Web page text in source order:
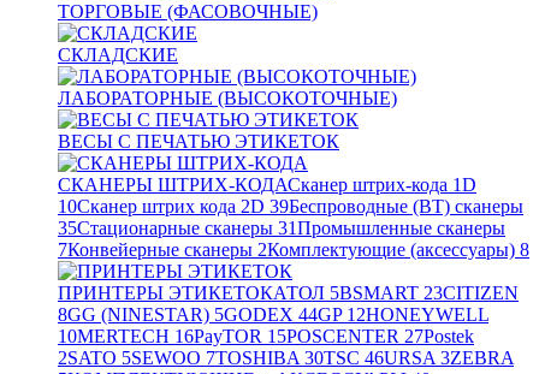
ТОРГОВЫЕ (ФАСОВОЧНЫЕ)
СКЛАДСКИЕ
ЛАБОРАТОРНЫЕ (ВЫСОКОТОЧНЫЕ)
ВЕСЫ С ПЕЧАТЬЮ ЭТИКЕТОК
СКАНЕРЫ ШТРИХ-КОДАСканер штрих-кода 1D
10Сканер штрих кода 2D 39Беспроводные (BT) сканеры
35Стационарные сканеры 31Промышленные сканеры
7Конвейерные сканеры 2Комплектующие (аксессуары) 8
ПРИНТЕРЫ ЭТИКЕТОКАТОЛ 5BSMART 23CITIZEN
8GG (NINESTAR) 5GODEX 44GP12HONEYWELL
10MERTECH 16PayTOR 15POSCENTER 27Postek
2SATO 5SEWOO 7TOSHIBA 30TSC 46URSA 3ZEBRA